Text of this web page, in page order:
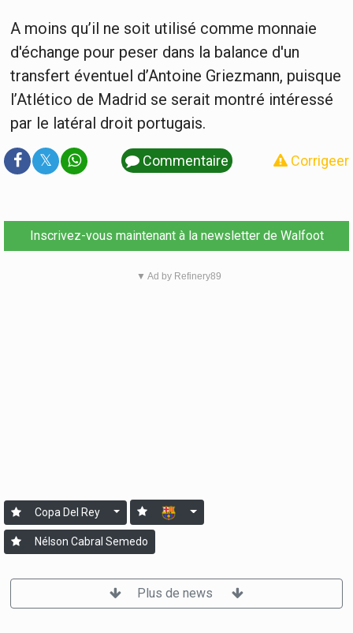
A moins qu’il ne soit utilisé comme monnaie
d'échange pour peser dans la balance d'un
transfert éventuel d’Antoine Griezmann, puisque
l’Atlético de Madrid se serait montré intéressé
par le latéral droit portugais.
𝕏 Commentaire Corrigeer
Inscrivez-vous maintenant à la newsletter de Walfoot
▼ Ad by Refinery89
Copa Del Rey
Nélson Cabral Semedo
Plus de news